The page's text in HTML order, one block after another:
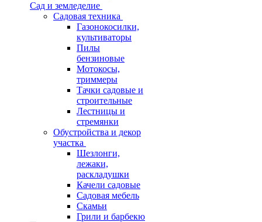
Сад и земледелие
Садовая техника
Газонокосилки,
культиваторы
Пилы
бензиновые
Мотокосы,
триммеры
Тачки садовые и
строительные
Лестницы и
стремянки
Обустройства и декор
участка
Шезлонги,
лежаки,
раскладушки
Качели садовые
Садовая мебель
Скамьи
Грили и барбекю